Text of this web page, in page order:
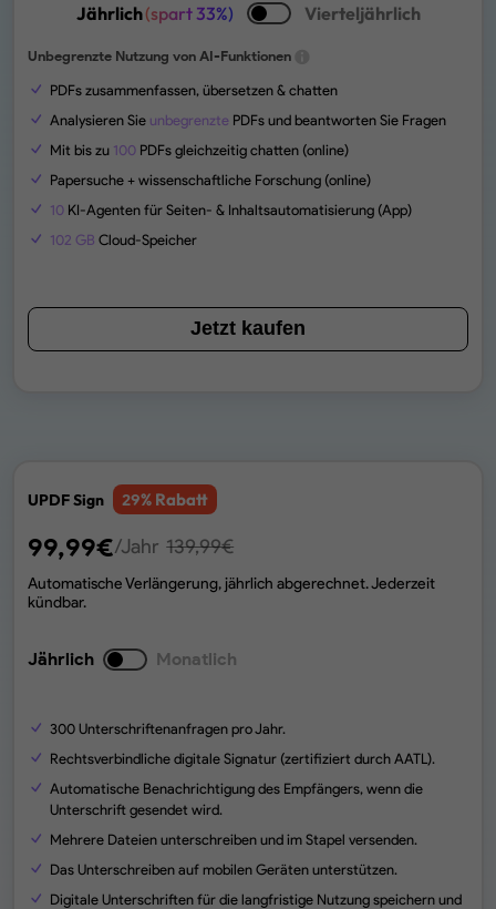
Jährlich(spart 33%) Vierteljährlich
Unbegrenzte Nutzung von AI-Funktionen
PDFs zusammenfassen, übersetzen & chatten
Analysieren Sie unbegrenzte PDFs und beantworten Sie Fragen
Mit bis zu 100 PDFs gleichzeitig chatten (online)
Papersuche + wissenschaftliche Forschung (online)
10 KI-Agenten für Seiten- & Inhaltsautomatisierung (App)
102 GB Cloud-Speicher
Jetzt kaufen
UPDF Sign 29% Rabatt
99,99€/Jahr 139,99€
Automatische Verlängerung, jährlich abgerechnet. Jederzeit
kündbar.
Jährlich Monatlich
300 Unterschriftenanfragen pro Jahr.
Rechtsverbindliche digitale Signatur (zertifiziert durch AATL).
Automatische Benachrichtigung des Empfängers, wenn die
Unterschrift gesendet wird.
Mehrere Dateien unterschreiben und im Stapel versenden.
Das Unterschreiben auf mobilen Geräten unterstützen.
Digitale Unterschriften für die langfristige Nutzung speichern und